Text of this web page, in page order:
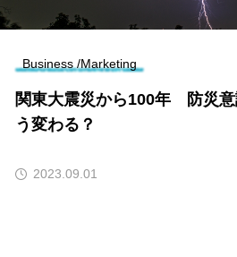
Business /Marketing
関東大震災から100年 防災
う変わる？
2023.09.01